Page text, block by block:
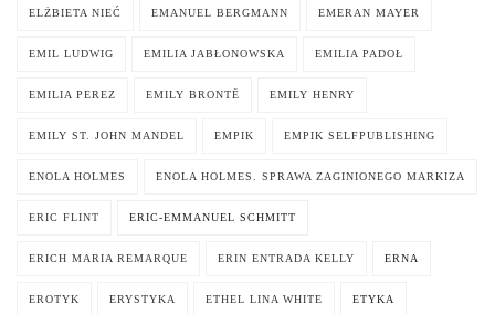
ELŻBIETA NIEĆ EMANUEL BERGMANN EMERAN MAYER
EMIL LUDWIG EMILIA JABŁONOWSKA EMILIA PADOŁ
EMILIA PEREZ EMILY BRONTË EMILY HENRY
EMILY ST. JOHN MANDEL EMPIK EMPIK SELFPUBLISHING
ENOLA HOLMES ENOLA HOLMES. SPRAWA ZAGINIONEGO MARKIZA
ERIC FLINT ERIC-EMMANUEL SCHMITT
ERICH MARIA REMARQUE ERIN ENTRADA KELLY ERNA
EROTYK ERYSTYKA ETHEL LINA WHITE ETYKA